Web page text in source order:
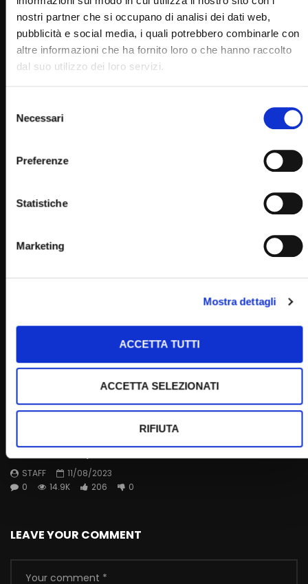
nostri partner che si occupano di analisi dei dati web,
pubblicità e social media, i quali potrebbero combinarle con
altre informazioni che ha fornito loro o che hanno raccolto
dal suo utilizzo dei loro servizi.
delNecessari
Preferenze
Statistiche
Marketing
Mostra dettagli
ACCETTA TUTTI
ACCETTA SELEZIONATI
RIFIUTA
02:21:10
Ordinazione sacerdotale di don Danilo Martino 10
aprile 2021
01:45:00
STAFF
11/08/2023
0
14.9K 206 0
LEAVE YOUR COMMENT